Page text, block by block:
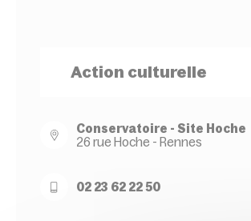
Action culturelle
Conservatoire - Site Hoche
26 rue Hoche - Rennes
02 23 62 22 50